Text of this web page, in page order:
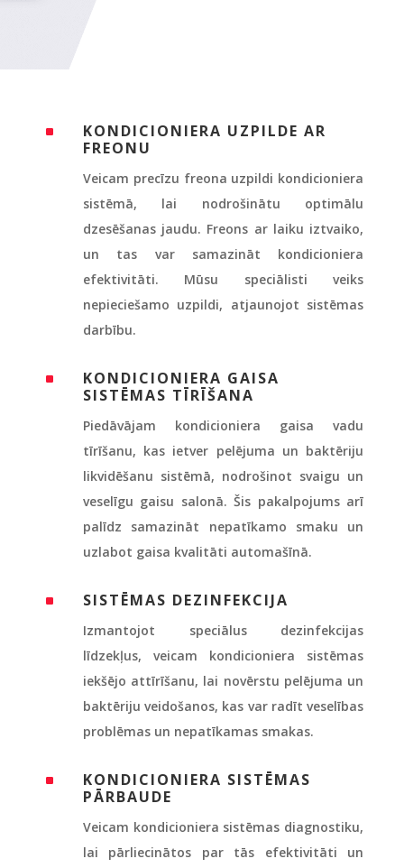
^
KONDICIONIERA UZPILDE AR
FREONU
Veicam precīzu freona uzpildi kondicioniera
sistēmā, lai nodrošinātu optimālu
dzesēšanas jaudu. Freons ar laiku iztvaiko,
un tas var samazināt kondicioniera
efektivitāti. Mūsu speciālisti veiks
nepieciešamo uzpildi, atjaunojot sistēmas
darbību.
^
KONDICIONIERA GAISA
SISTĒMAS TĪRĪŠANA
Piedāvājam kondicioniera gaisa vadu
tīrīšanu, kas ietver pelējuma un baktēriju
likvidēšanu sistēmā, nodrošinot svaigu un
veselīgu gaisu salonā. Šis pakalpojums arī
palīdz samazināt nepatīkamo smaku un
uzlabot gaisa kvalitāti automašīnā.
^ SISTĒMAS DEZINFEKCIJA
Izmantojot speciālus dezinfekcijas
līdzekļus, veicam kondicioniera sistēmas
iekšējo attīrīšanu, lai novērstu pelējuma un
baktēriju veidošanos, kas var radīt veselības
problēmas un nepatīkamas smakas.
^
KONDICIONIERA SISTĒMAS
PĀRBAUDE
Veicam kondicioniera sistēmas diagnostiku,
lai pārliecinātos par tās efektivitāti un